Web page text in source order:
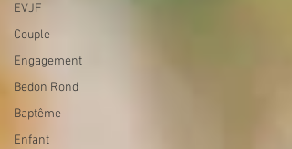
EVJF
Couple
Engagement
Bedon Rond
Baptême
Enfant